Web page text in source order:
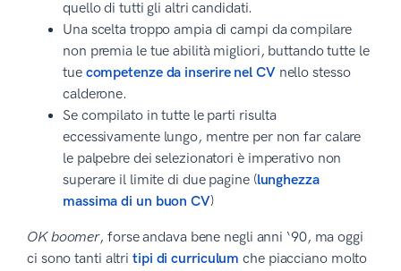
quello di tutti gli altri candidati.
Una scelta troppo ampia di campi da compilare
non premia le tue abilità migliori, buttando tutte le
tue competenze da inserire nel CVnello stesso
calderone.
Se compilato in tutte le parti risulta
eccessivamente lungo, mentre per non far calare
le palpebre dei selezionatori è imperativo non
superare il limite di due pagine (lunghezza
massima di un buon CV)
OK boomer, forse andava bene negli anni ‘90, ma oggi
ci sono tanti altritipi di curriculum che piacciano molto